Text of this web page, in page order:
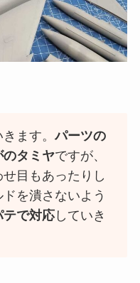
きます。パーツの
のタミヤですが、
目もあったりし
を潰さないよう
テで対応していき